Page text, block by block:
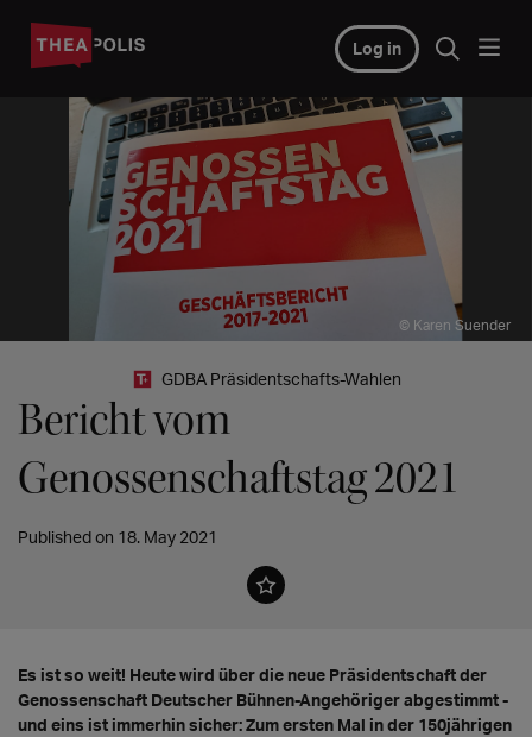
Log in
© Karen Suender
GDBA Präsidentschafts-Wahlen
Bericht vom
Genossenschaftstag 2021
Published on 18. May 2021
Es ist so weit! Heute wird über die neue Präsidentschaft der
Genossenschaft Deutscher Bühnen-Angehöriger abgestimmt -
und eins ist immerhin sicher: Zum ersten Mal in der 150jährigen